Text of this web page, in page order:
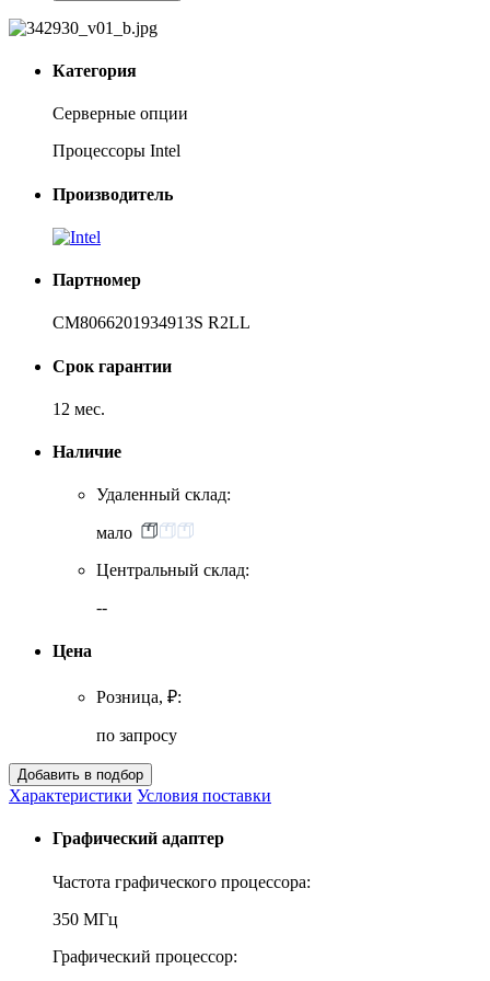
Категория
Серверные опции
Процессоры Intel
Производитель
Партномер
CM8066201934913S R2LL
Срок гарантии
12 мес.
Наличие
Удаленный склад:
мало
Центральный склад:
--
Цена
Розница, ₽:
по запросу
Характеристики Условия поставки
Графический адаптер
Частота графического процессора:
350 МГц
Графический процессор: